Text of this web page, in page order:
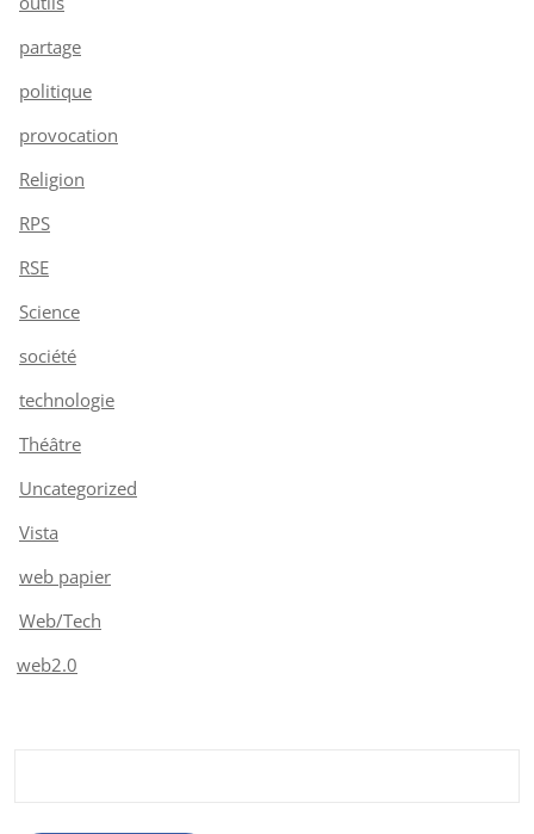
partage
politique
provocation
Religion
RPS
RSE
Science
société
technologie
Théâtre
Uncategorized
Vista
web papier
Web/Tech
web2.0